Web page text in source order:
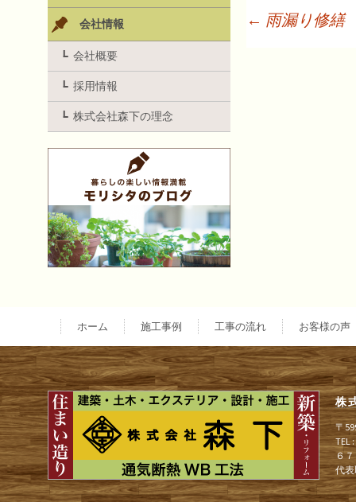
ー
シ
ョ
ン
← 雨漏り修繕
会社情報
会社概要
採用情報
株式会社森下の理念
ホーム 施工事例 工事の流れ お客様の声
株
〒
TEL
６
代